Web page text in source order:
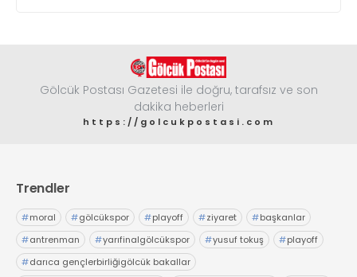
Gölcük Postası Gazetesi ile doğru, tarafsız ve son
dakika heberleri
https://golcukpostasi.com
Trendler
#moral #gölcükspor #playoff #ziyaret #başkanlar
#antrenman #yarıfinalgölcükspor #yusuf tokuş #playoff
#darıca gençlerbirliğigölcük bakallar